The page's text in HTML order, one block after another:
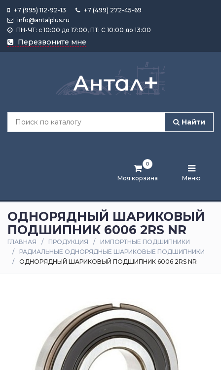
+7 (995) 112-92-13
+7 (499) 272-45-69
info@antalplus.ru
ПН-ЧТ: с 10:00 до 17:00, ПТ: С 10:00 до 13:00
Перезвоните мне
Найти
Моя корзина
0
Меню
Каталог
продукции
Лента
и
статьи
Оплата
доставка
ОДНОРЯДНЫЙ ШАРИКОВЫЙ
ПОДШИПНИК 6006 2RS NR
ГЛАВНАЯ ПРОДУКЦИЯ
ИМПОРТНЫЕ ПОДШИПНИКИ
РАДИАЛЬНЫЕ ОДНОРЯДНЫЕ ШАРИКОВЫЕ ПОДШИПНИКИ
ОДНОРЯДНЫЙ ШАРИКОВЫЙ ПОДШИПНИК 6006 2RS NR